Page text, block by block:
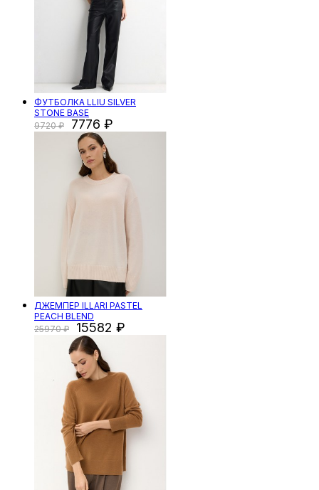
ФУТБОЛКА LLIU SILVER
STONE BASE
9720
7776
ДЖЕМПЕР ILLARI PASTEL
PEACH BLEND
25970
15582